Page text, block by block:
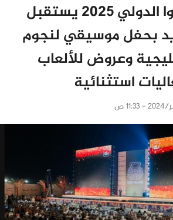
مهرجان ليوا الدولي 2025 يستقبل
بحفل موسيقي لنجوم
وعروض للألعاب
استثنائية